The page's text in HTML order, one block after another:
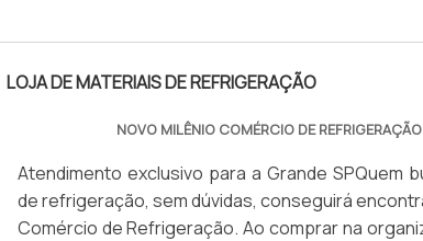
LOJA DE MATERIAIS DE REFRIGERAÇÃO
NOVO MILÊNIO COMÉRCIO DE REFRIGERAÇÃO
Atendimento exclusivo para a Grande SPQuem
de refrigeração, sem dúvidas, conseguirá
Comércio de Refrigeração. Ao comprar na